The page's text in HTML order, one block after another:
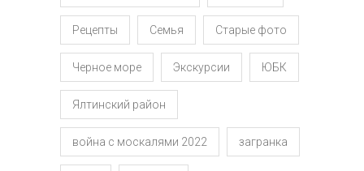
Рецепты Семья Старые фото
Черное море Экскурсии ЮБК
Ялтинский район
война с москалями 2022 загранка